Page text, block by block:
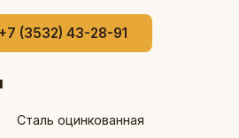
+7 (3532) 43-28-91
Сталь оцинкованная